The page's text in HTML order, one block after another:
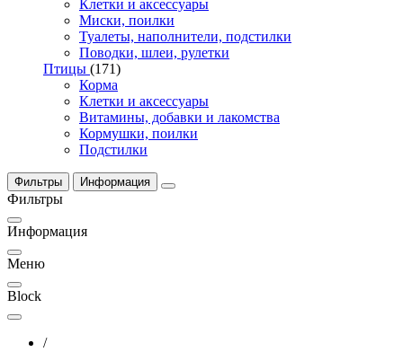
Клетки и аксессуары
Миски, поилки
Туалеты, наполнители, подстилки
Поводки, шлеи, рулетки
Птицы (171)
Корма
Клетки и аксессуары
Витамины, добавки и лакомства
Кормушки, поилки
Подстилки
Фильтры Информация
Фильтры
Информация
Меню
Block
/